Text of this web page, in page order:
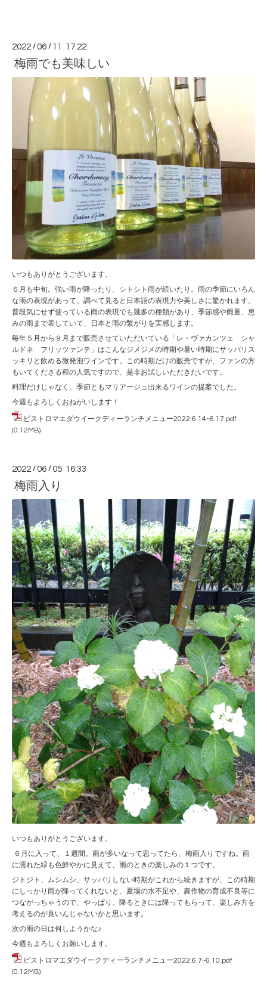
2022 /06 / 11 17:22
梅雨でも美味しい
いつもありがとうございます。
６月も中旬。強い雨が降ったり、シトシト雨が続いたり。雨の季節にいろん
な雨の表現があって、調べて見ると日本語の表現力や美しさに驚かれます。
普段気にせず使っている雨の表現でも幾多の種類があり、季節感や雨量、恵
みの雨まで表していて、日本と雨の繋がりを実感します。
毎年５月から９月まで販売させていただいている「レ・ヴァカンツェ シャ
ルドネ フリッツァンテ」はこんなジメジメの時期や暑い時期にサッパリス
ッキリと飲める微発泡ワインです。この時期だけの販売ですが、ファンの方
もいてくださる程の人気ですので、是非お試しいただきたいです。
料理だけじゃなく、季節ともマリアージュ出来るワインの提案でした。
今週もよろしくおねがいします！
ビストロマエダウイークディーランチメニュー2022.6.14~6.17.pdf
(0.12MB)
2022 /06 /05 16:33
梅雨入り
いつもありがとうございます。
６月に入って、１週間。雨が多いなって思ってたら、梅雨入りですね。雨
に濡れた緑も色鮮やかに見えて、雨のときの楽しみの１つです。
ジトジト、ムシムシ、サッパリしない時期がこれから続きますが、この時期
にしっかり雨が降ってくれないと、夏場の水不足や、農作物の育成不良等に
つながっちゃうので、やっぱり、降るときには降ってもらって、楽しみ方を
考えるのが良いんじゃないかと思います。
次の雨の日は何しようかな♪
今週もよろしくお願いします。
ビストロマエダウイークディーランチメニュー2022.6.7~6.10.pdf
(0.12MB)